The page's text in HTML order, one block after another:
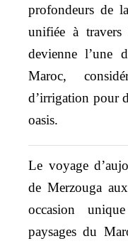
profondeurs de
unifiée à travers
devienne l’une
Maroc,
d’irrigation pour
oasis.
Le voyage
de Merzouga
occasion
paysages du